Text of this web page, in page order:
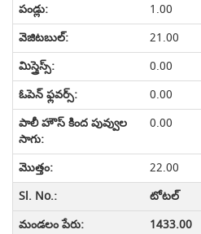
1.00
21.00
0.00
0.00
0.00
22.00
టోటల్
1433.00